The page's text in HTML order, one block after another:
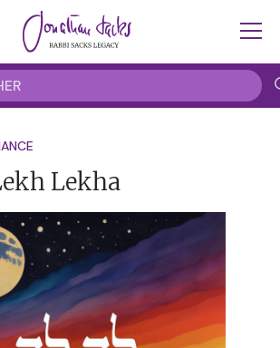
Lekha